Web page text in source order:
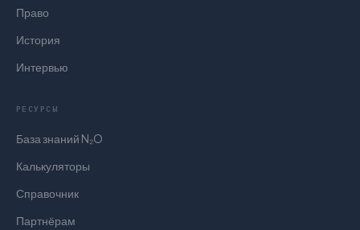
Право
История
Интервью
РЕСУРСЫ
База знаний N₂O
Калькуляторы
Справочник
Партнёрам